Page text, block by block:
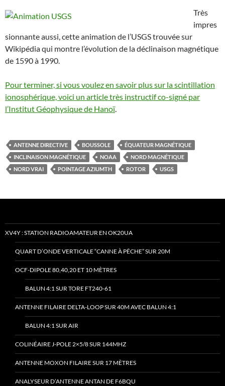
Très
impres
sionnante aussi, cette animation de l’USGS trouvée sur
Wikipédia qui montre l’évolution de la déclinaison magnétique
de 1590 à 1990.
Pour terminer, si vous voulez en savoir plus sur la scintillation
ionosphérique, voici un article très instructif co-signé par
l’Institut Géophysique de Hanoï.
ANTENNE DIRECTIVE BOUSSOLE
ÉQUATEUR MAGNÉTIQUE
INCLINAISON MAGNÉTIQUE
NOAA
NORD MAGNÉTIQUE
NORD VRAI
POINTAGE AZIUMTH ROTOR USGS
XV4Y : STATION RADIOAMATEUR EN OK20UA
QUART D’ONDE VERTICALE “CANNE À PÊCHE” SUR 20M
OCF-DIPOLE 80,40,20 ET 10 MÈTRES
BALUN 4:1 SUR TORE FT240-61
ANTENNE FILAIRE DELTA-LOOP SUR 40M AVEC BALUN 4:1
BALUN 4:1 SUR AIR
COLINÉAIRE J-POLE 2×5/8 SUR 144MHZ
ANTENNE MOXON FILAIRE SUR 17 MÈTRES
ANALYSEUR D’ANTENNE ANTAN DE F6BQU